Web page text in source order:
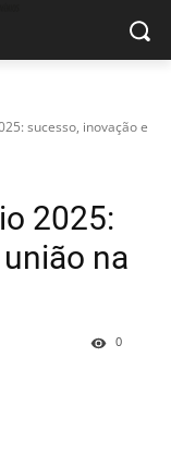
sucesso, inovação e
2025:
na
0